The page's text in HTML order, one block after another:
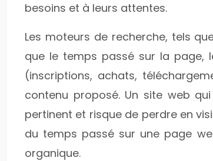
besoins et à leurs attentes.
Les moteurs de recherche, tels
que le temps passé sur la page,
(inscriptions, achats,
contenu proposé. Un site web
pertinent et risque de perdre en
du temps passé sur une page
organique.